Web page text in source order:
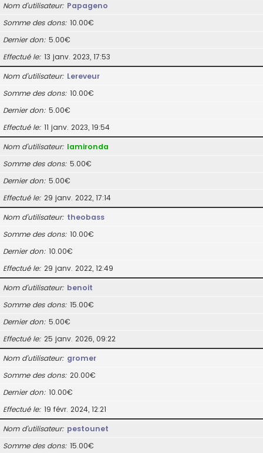
Nom d’utilisateur Papageno
Somme des dons 10.00€
Dernier don 5.00€
Effectué le 13 janv. 2023, 17:53
Nom d’utilisateur Lereveur
Somme des dons 10.00€
Dernier don 5.00€
Effectué le 11 janv. 2023, 19:54
Nom d’utilisateur lamironda
Somme des dons 5.00€
Dernier don 5.00€
Effectué le 29 janv. 2022, 17:14
Nom d’utilisateur theobass
Somme des dons 10.00€
Dernier don 10.00€
Effectué le 29 janv. 2022, 12:49
Nom d’utilisateur benoit
Somme des dons 15.00€
Dernier don 5.00€
Effectué le 25 janv. 2026, 09:22
Nom d’utilisateur gromer
Somme des dons 20.00€
Dernier don 10.00€
Effectué le 19 févr. 2024, 12:21
Nom d’utilisateur pestounet
Somme des dons 15.00€